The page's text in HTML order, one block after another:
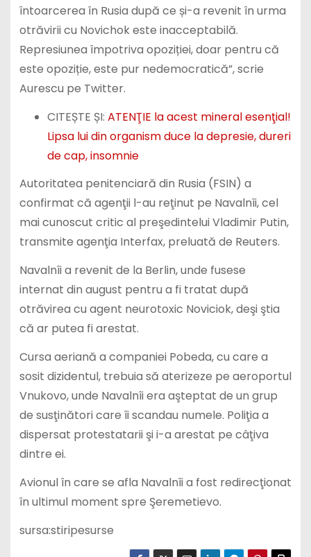
întoarcerea în Rusia după ce și-a revenit în urma
otrăvirii cu Novichok este inacceptabilă.
Represiunea împotriva opoziției, doar pentru că
este opoziție, este pur nedemocratică”, scrie
Aurescu pe Twitter.
CITEȘTE ȘI: ATENŢIE la acest mineral esenţial!
Lipsa lui din organism duce la depresie, dureri
de cap, insomnie
Autoritatea penitenciară din Rusia (FSIN) a
confirmat că agenţii l-au reţinut pe Navalnîi, cel
mai cunoscut critic al preşedintelui Vladimir Putin,
transmite agenţia Interfax, preluată de Reuters.
Navalnîi a revenit de la Berlin, unde fusese
internat din august pentru a fi tratat după
otrăvirea cu agent neurotoxic Noviciok, deşi ştia
că ar putea fi arestat.
Cursa aeriană a companiei Pobeda, cu care a
sosit dizidentul, trebuia să aterizeze pe aeroportul
Vnukovo, unde Navalnîi era aşteptat de un grup
de susţinători care îi scandau numele. Poliţia a
dispersat protestatarii şi i-a arestat pe câţiva
dintre ei.
Avionul în care se afla Navalnîi a fost redirecţionat
în ultimul moment spre Şeremetievo.
sursa:stiripesurse